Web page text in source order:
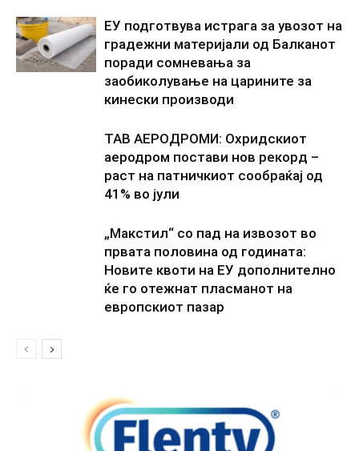
ЕУ подготвува истрага за увозот на
градежни материјали од Балканот
поради сомневања за
заобиколување на царините за
кинески производи
ТАВ АЕРОДРОМИ: Охридскиот
аеродром постави нов рекорд –
раст на патничкиот сообраќај од
41% во јули
„Макстил“ со пад на извозот во
првата половина од годината:
Новите квоти на ЕУ дополнително
ќе го отежнат пласманот на
европскиот пазар